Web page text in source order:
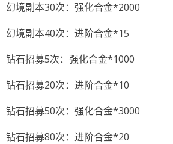
幻境副本30次：强化合金*2000
幻境副本40次：进阶合金*15
钻石招募5次：强化合金*1000
钻石招募20次：进阶合金*10
钻石招募50次：强化合金*3000
钻石招募80次：进阶合金*20